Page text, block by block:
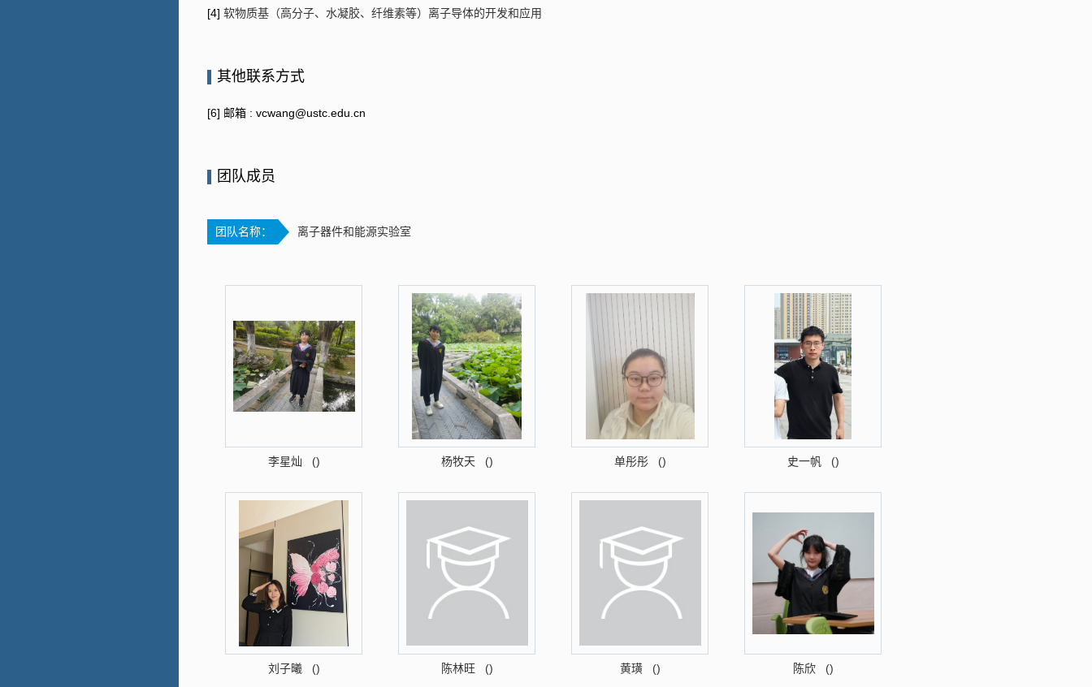
[4] 软物质基（高分子、水凝胶、纤维素等）离子导体的开发和应用
其他联系方式
[6] 邮箱 : vcwang@ustc.edu.cn
团队成员
团队名称： 离子器件和能源实验室
李星灿 () 杨牧天 () 单彤彤 () 史一帆 ()
刘子曦 () 陈林旺 () 黄璜 () 陈欣 ()